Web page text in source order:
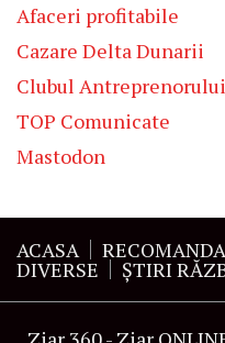
Afaceri profitabile
Cazare Delta Dunarii
Clubul
TOP Comunicate
Mastodon
ACASA
DIVERSE ŞTIRI